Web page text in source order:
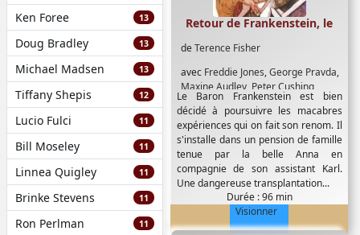
Ken Foree 13
Doug Bradley 13
Michael Madsen 13
Tiffany Shepis 12
Lucio Fulci 11
Bill Moseley 11
Linnea Quigley 11
Brinke Stevens 11
Ron Perlman 11
deTerence Fisher
avec Freddie Jones,George Pravda,
Maxine Audley, Peter Cushing,
Simon Ward,Thorley Walters,
Veronica Carlson
Retour de Frankenstein, le
Le Baron Frankenstein est bien
décidé à poursuivre les macabres
expériences qui on fait son renom. Il
s'installe dans un pension de famille
tenue par la belle Anna en
compagnie de son assistant Karl.
Une dangereuse transplantation...
Durée : 96 min
Visionner